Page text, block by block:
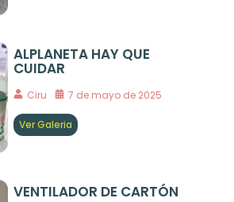
ALPLANETA HAY QUE
CUIDAR
Ciru 7 de mayo de 2025
Ver Galeria
VENTILADOR DE CARTÓN